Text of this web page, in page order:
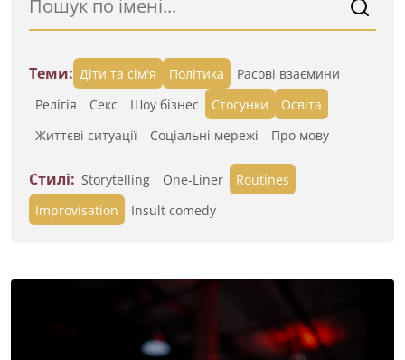
Теми: Діти та сім'я Політика
Расові взаємини
Релігія
Секс Шоу бізнес Стосунки
Освіта
Життєві ситуації
Cоціальні мережі Про мову
Стилі: Storytelling One-Liner
Routines
Improvisation
Insult comedy